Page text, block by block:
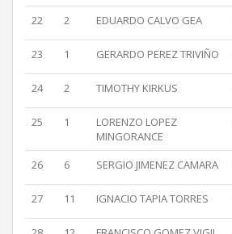
22 2 EDUARDO CALVO GEA
23 1 GERARDO PEREZ TRIVIÑO
24 2 TIMOTHY KIRKUS
25 1
LORENZO LOPEZ
MINGORANCE
26 6 SERGIO JIMENEZ CAMARA
27 11 IGNACIO TAPIA TORRES